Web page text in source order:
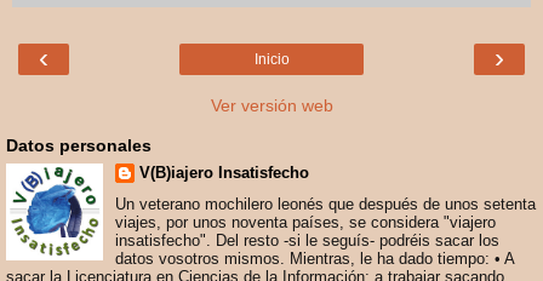
‹ ›
Inicio
Ver versión web
Datos personales
V(B)iajero Insatisfecho
Un veterano mochilero leonés que después de unos setenta
viajes, por unos noventa países, se considera "viajero
insatisfecho". Del resto -si le seguís- podréis sacar los
datos vosotros mismos. Mientras, le ha dado tiempo: • A
sacar la Licenciatura en Ciencias de la Información; a trabajar sacando